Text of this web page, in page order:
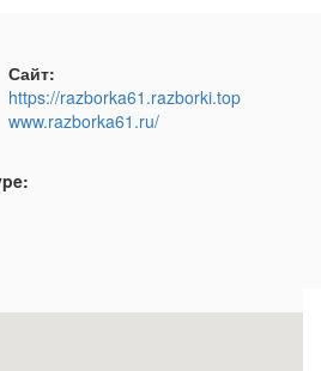
Сайт:
https://razborka61.razborki.top
www.razborka61.ru/